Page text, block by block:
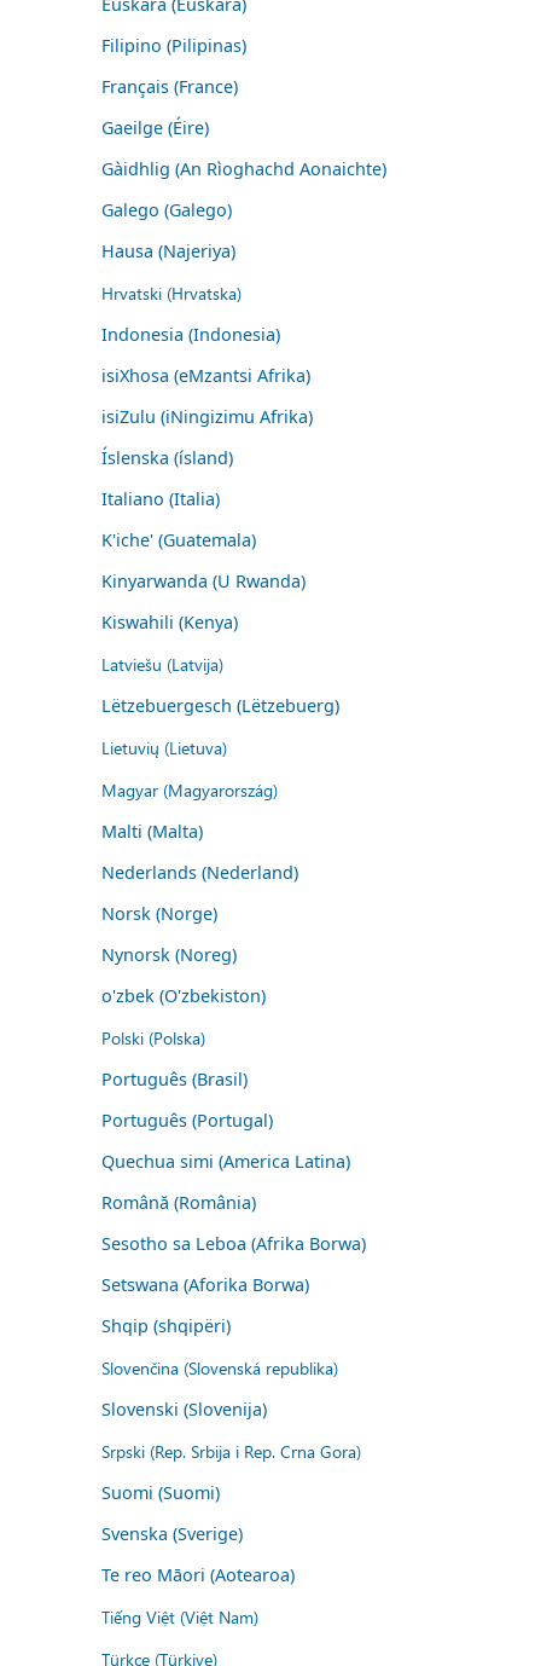
Filipino (Pilipinas)
Français (France)
Gaeilge (Éire)
Gàidhlig (An Rìoghachd Aonaichte)
Galego (Galego)
Hausa (Najeriya)
Hrvatski (Hrvatska)
Indonesia (Indonesia)
isiXhosa (eMzantsi Afrika)
isiZulu (iNingizimu Afrika)
Íslenska (ísland)
Italiano (Italia)
K'iche' (Guatemala)
Kinyarwanda (U Rwanda)
Kiswahili (Kenya)
Latviešu (Latvija)
Lëtzebuergesch (Lëtzebuerg)
Lietuvių (Lietuva)
Magyar (Magyarország)
Malti (Malta)
Nederlands (Nederland)
Norsk (Norge)
Nynorsk (Noreg)
o'zbek (O'zbekiston)
Polski (Polska)
Português (Brasil)
Português (Portugal)
Quechua simi (America Latina)
Română (România)
Sesotho sa Leboa (Afrika Borwa)
Setswana (Aforika Borwa)
Shqip (shqipëri)
Slovenčina (Slovenská republika)
Slovenski (Slovenija)
Srpski (Rep. Srbija i Rep. Crna Gora)
Suomi (Suomi)
Svenska (Sverige)
Te reo Māori (Aotearoa)
Tiếng Việt (Việt Nam)
Türkçe (Türkiye)